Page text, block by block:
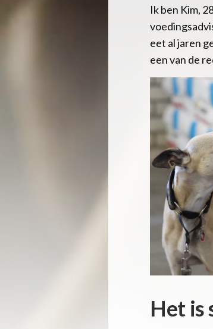
Ik ben Kim,
eet al jaren
een van de
Het is